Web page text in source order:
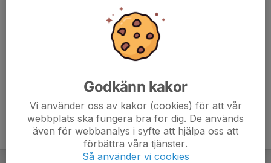
och utomhusskor, knäskydd och vattenflaska!
Vi informerar innan om det är samling vid röda huset
Godkänn kakor
Vi använder oss av kakor (cookies) för att vår
webbplats ska fungera bra för dig. De används
även för webbanalys i syfte att hjälpa oss att
förbättra våra tjänster.
Så använder vi cookies